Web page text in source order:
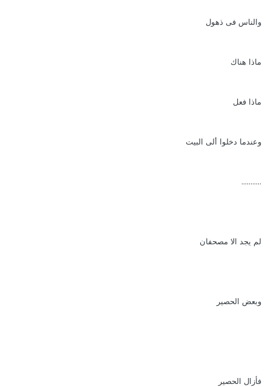
والناس فى ذهول
ماذا هناك
ماذا فعل
وعندما دخلوا ألى البيت
...........
لم يجد الا مصحفان
وبعض الحصير
فأزال الحصير